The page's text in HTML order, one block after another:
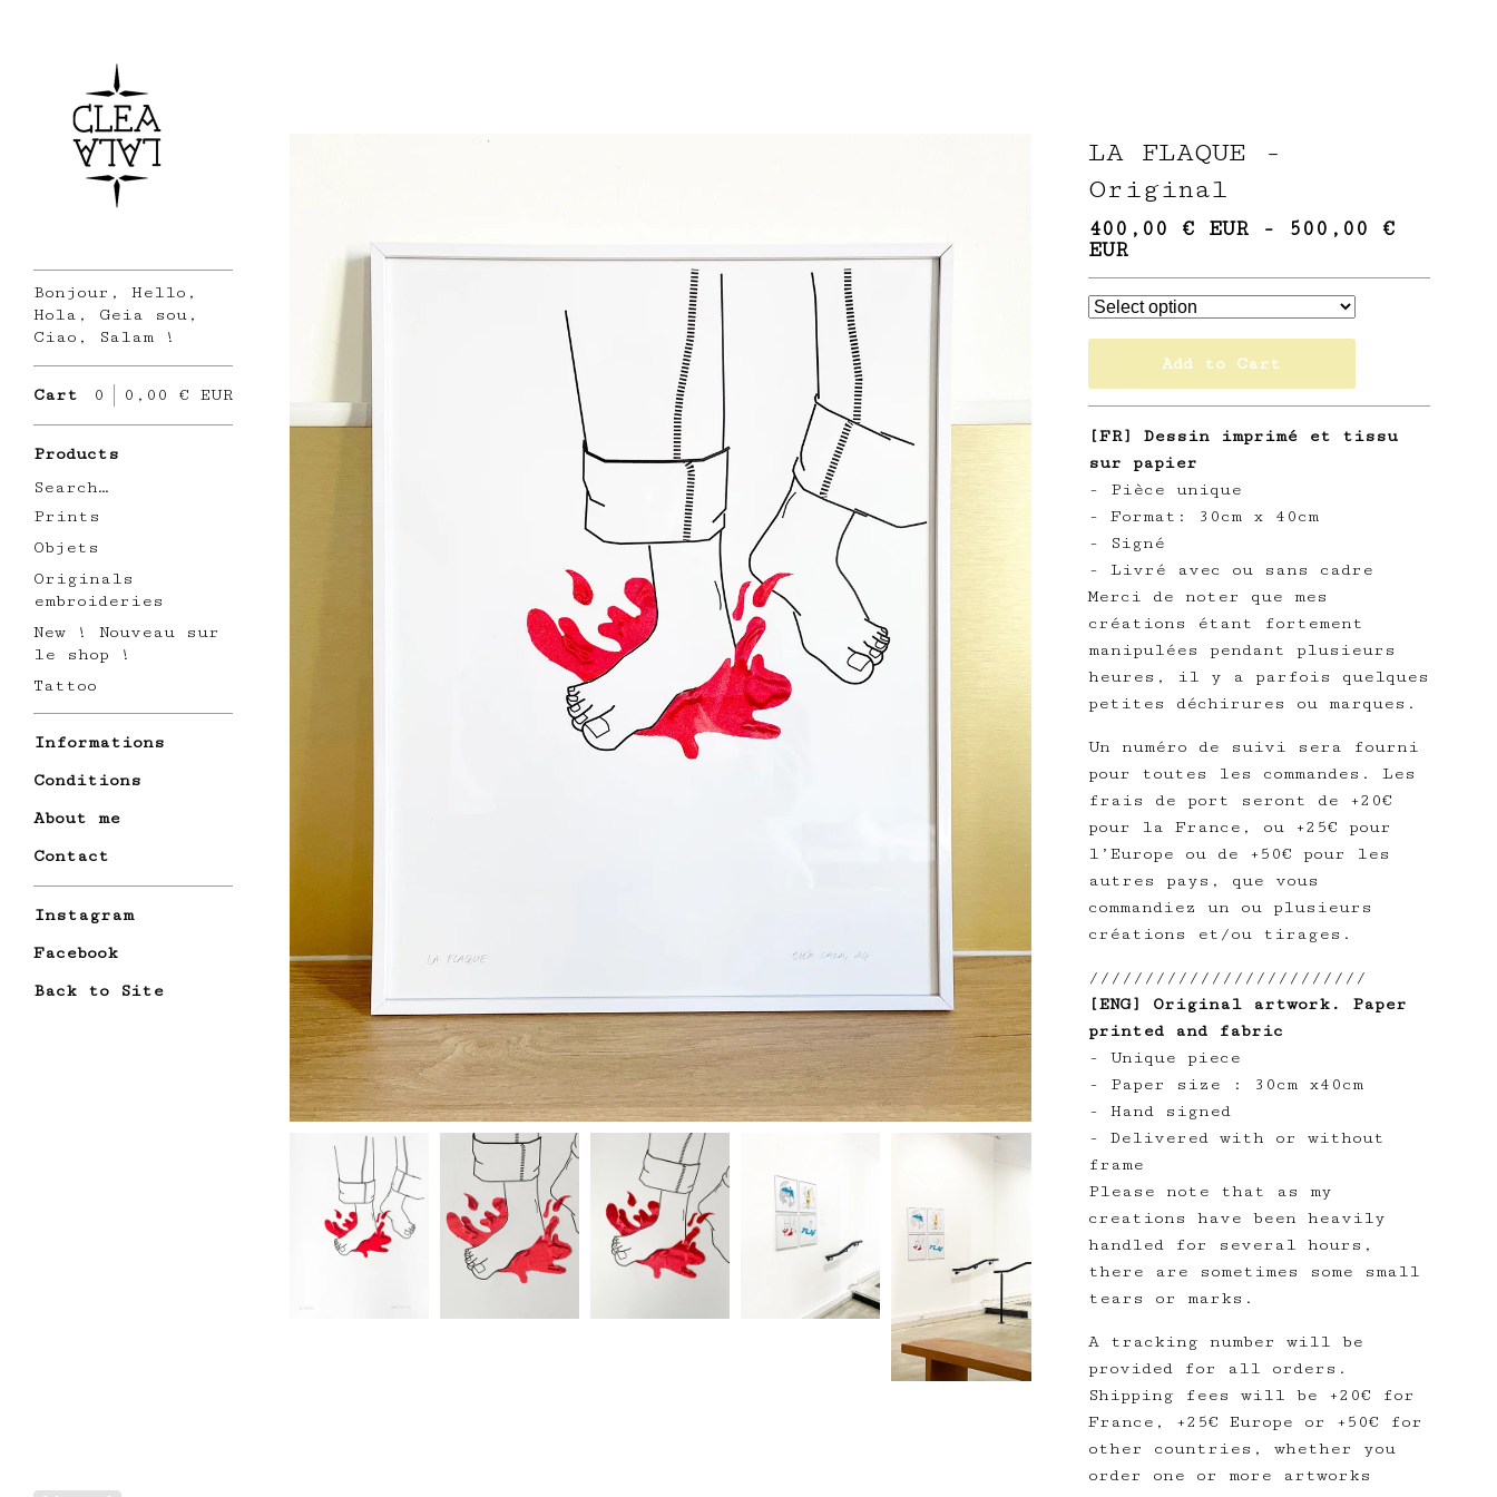
Bonjour, Hello,
Hola, Geia sou,
Ciao, Salam !
Cart 0,00 € EUR
0
Products
Search…
Prints
Objets
Originals
embroideries
New ! Nouveau sur
le shop !
Tattoo
Informations
Conditions
About me
Contact
Instagram
Facebook
Back to Site
LA FLAQUE -
Original
400,00 € EUR- 500,00 €
EUR
Add to Cart
[FR] Dessin imprimé et tissu
sur papier
- Pièce unique
- Format: 30cm x 40cm
- Signé
- Livré avec ou sans cadre
Merci de noter que mes
créations étant fortement
manipulées pendant plusieurs
heures, il y a parfois quelques
petites déchirures ou marques.
Un numéro de suivi sera fourni
pour toutes les commandes. Les
frais de port seront de +20€
pour la France, ou +25€ pour
l’Europe ou de +50€ pour les
autres pays, que vous
commandiez un ou plusieurs
créations et/ou tirages.
/////////////////////////
[ENG] Original artwork. Paper
printed and fabric
- Unique piece
- Paper size : 30cm x40cm
- Hand signed
- Delivered with or without
frame
Please note that as my
creations have been heavily
handled for several hours,
there are sometimes some small
tears or marks.
A tracking number will be
provided for all orders.
Shipping fees will be +20€ for
France, +25€ Europe or +50€ for
other countries, whether you
order one or more artworks